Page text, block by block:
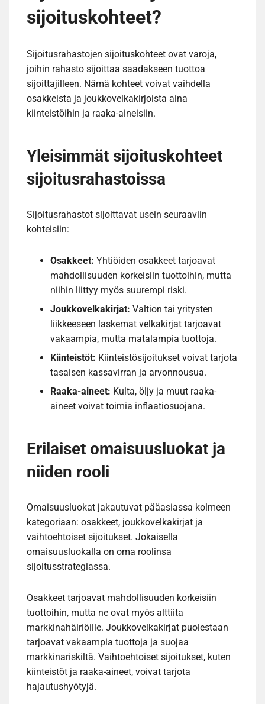
sijoituskohteet?
Sijoitusrahastojen sijoituskohteet ovat varoja,
joihin rahasto sijoittaa saadakseen tuottoa
sijoittajilleen. Nämä kohteet voivat vaihdella
osakkeista ja joukkovelkakirjoista aina
kiinteistöihin ja raaka-aineisiin.
Yleisimmät sijoituskohteet
sijoitusrahastoissa
Sijoitusrahastot sijoittavat usein seuraaviin
kohteisiin:
Osakkeet: Yhtiöiden osakkeet tarjoavat
mahdollisuuden korkeisiin tuottoihin, mutta
niihin liittyy myös suurempi riski.
Joukkovelkakirjat: Valtion tai yritysten
liikkeeseen laskemat velkakirjat tarjoavat
vakaampia, mutta matalampia tuottoja.
Kiinteistöt: Kiinteistösijoitukset voivat tarjota
tasaisen kassavirran ja arvonnousua.
Raaka-aineet: Kulta, öljy ja muut raaka-
aineet voivat toimia inflaatiosuojana.
Erilaiset omaisuusluokat ja
niiden rooli
Omaisuusluokat jakautuvat pääasiassa kolmeen
kategoriaan: osakkeet, joukkovelkakirjat ja
vaihtoehtoiset sijoitukset. Jokaisella
omaisuusluokalla on oma roolinsa
sijoitusstrategiassa.
Osakkeet tarjoavat mahdollisuuden korkeisiin
tuottoihin, mutta ne ovat myös alttiita
markkinahäiriöille. Joukkovelkakirjat puolestaan
tarjoavat vakaampia tuottoja ja suojaa
markkinariskiltä. Vaihtoehtoiset sijoitukset, kuten
kiinteistöt ja raaka-aineet, voivat tarjota
hajautushyötyjä.